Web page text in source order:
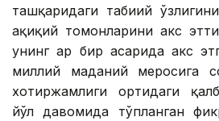
ташқаридаги табиий
ҳақиқий томонларини акс
унинг ҳар бир асарида акс
миллий маданий меросига
хотиржамлиги ортидаги
йўл давомида тўпланган